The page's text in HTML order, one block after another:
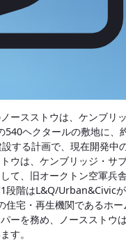
ースストウは、ケンブリ
ヘクタールの敷地に、
する計画で、現在開発中
ウは、ケンブリッジ・サ
て、旧オークトン空軍兵
段階はL&Q/Urban&Civic
住宅・再生機関であるホ
ーを務め、ノースストウ
す。